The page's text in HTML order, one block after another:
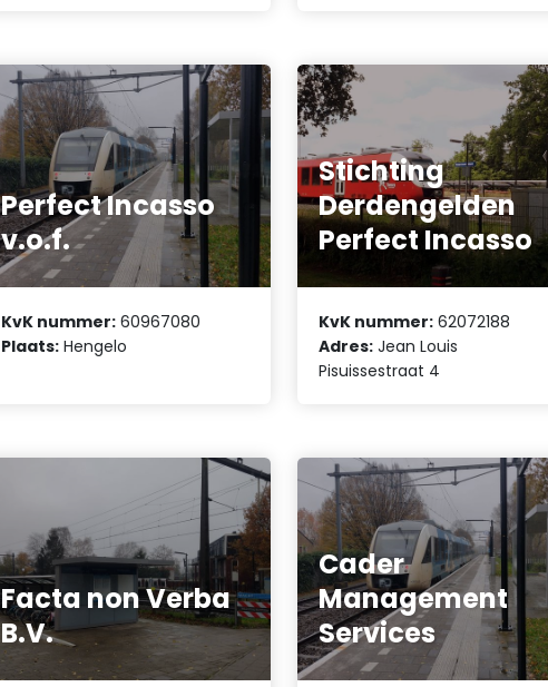
Perfect Incasso
v.o.f.
KvK nummer: 60967080
Plaats: Hengelo
Stichting
Derdengelden
Perfect Incasso
KvK nummer: 62072188
Adres: Jean Louis
Pisuissestraat 4
Facta non Verba
B.V.
Cader
Management
Services